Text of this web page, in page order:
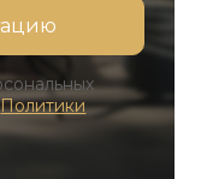
Политики